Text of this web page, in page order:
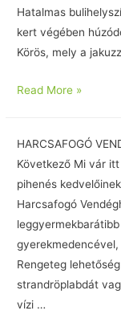
Hatalmas
kert végében
Körös, mely a
Read More »
HARCSAFOGÓ
Következő Mi vár
pihenés
Harcsafogó
Rengeteg
strandröplabdát
vízi …